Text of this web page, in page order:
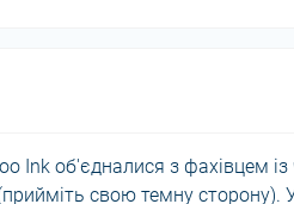
Ink об'єдналися з фахівцем
свою темну сторону).